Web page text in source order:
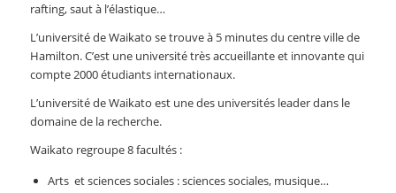
rafting, saut à l’élastique…
L’université de Waikato se trouve à 5 minutes du centre ville de
Hamilton. C’est une université très accueillante et innovante qui
compte 2000 étudiants internationaux.
L’université de Waikato est une des universités leader dans le
domaine de la recherche.
Waikato regroupe 8 facultés :
Arts et sciences sociales : sciences sociales, musique…